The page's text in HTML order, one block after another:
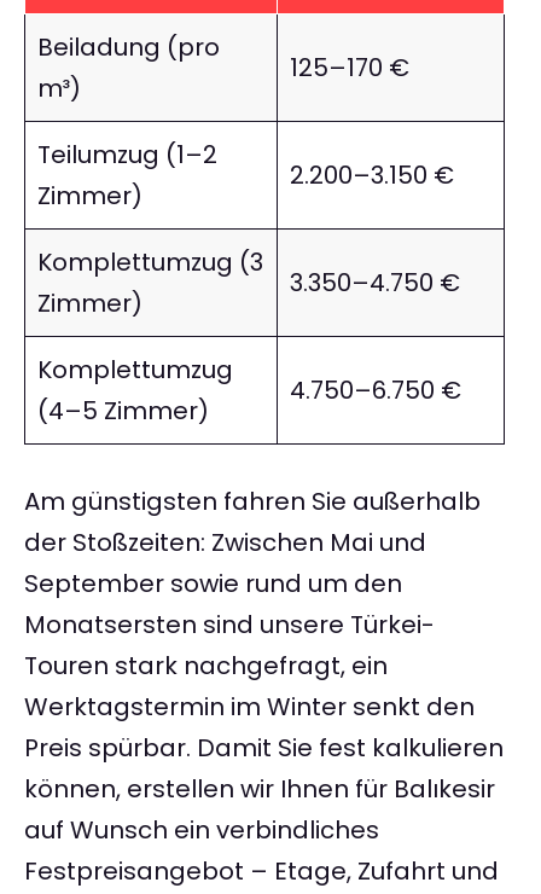
Beiladung (pro
m³)
125–170 €
Teilumzug (1–2
Zimmer)
2.200–3.150 €
Komplettumzug (3
Zimmer)
3.350–4.750 €
Komplettumzug
(4–5 Zimmer)
4.750–6.750 €
Am günstigsten fahren Sie außerhalb
der Stoßzeiten: Zwischen Mai und
September sowie rund um den
Monatsersten sind unsere Türkei-
Touren stark nachgefragt, ein
Werktagstermin im Winter senkt den
Preis spürbar. Damit Sie fest kalkulieren
können, erstellen wir Ihnen für Balıkesir
auf Wunsch ein verbindliches
Festpreisangebot – Etage, Zufahrt und